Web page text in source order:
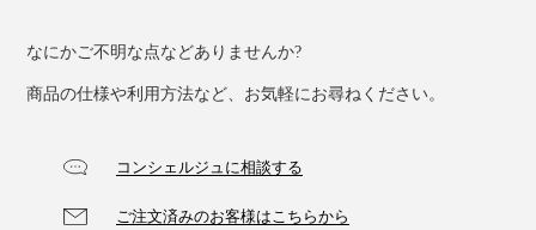
さりげなくさくらんぼの刺繍が施されているカバー生地
は、オーガニックコットン素材。
なにかご不明な点などありませんか?
商品の仕様や利用方法など、お気軽にお尋ねください。
コンシェルジュに相談する
ご注文済みのお客様はこちらから